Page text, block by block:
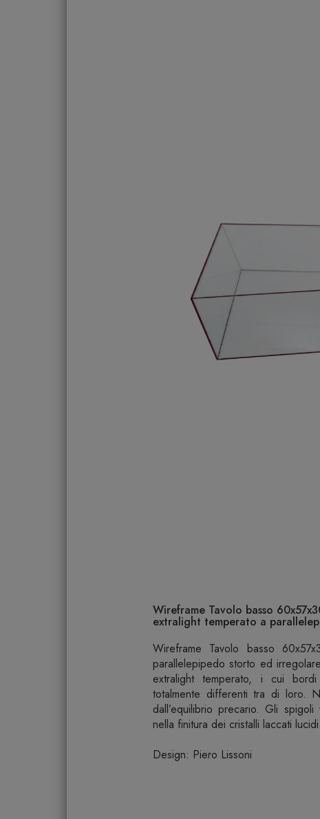
Wireframe Tavolo basso
extralight temperato a
Wireframe Tavolo basso
parallelepipedo storto ed
extralight temperato, i cui
totalmente differenti tra di loro.
dall’equilibrio precario. Gli
nella finitura dei cristalli laccati lucidi.
Design: Piero Lissoni